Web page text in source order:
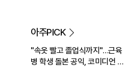
아주PICK
"속옷 빨고 졸업식까지"…근육
병 학생 돌본 공익, 코미디언 김